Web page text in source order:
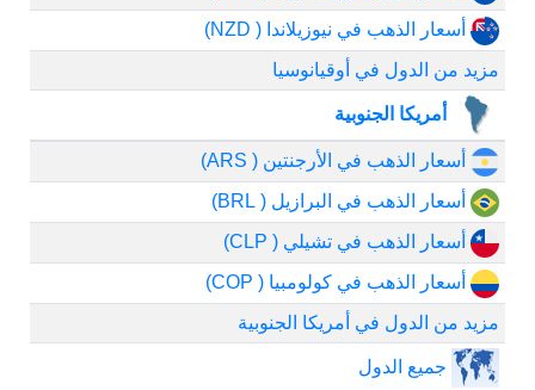
أسعار الذهب في نيوزيلاندا ( NZD)
مزيد من الدول في أوقيانوسيا
أمريكا الجنوبية
أسعار الذهب في الأرجنتين ( ARS)
أسعار الذهب في البرازيل ( BRL)
أسعار الذهب في تشيلي ( CLP)
أسعار الذهب في كولومبيا ( COP)
مزيد من الدول في أمريكا الجنوبية
جميع الدول